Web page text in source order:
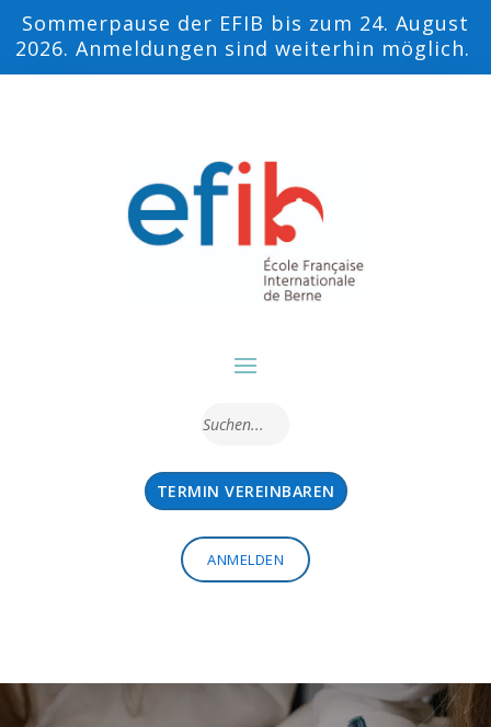
Sommerpause der EFIB bis zum 24. August
2026. Anmeldungen sind weiterhin möglich.
TERMIN VEREINBAREN
ANMELDEN